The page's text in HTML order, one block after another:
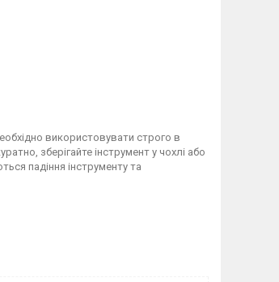
використовувати строго в
зберігайте інструмент у чохлі або
падіння інструменту та